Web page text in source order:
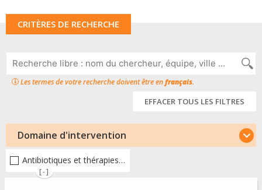
CRITÈRES DE RECHERCHE
Les termes de votre recherche doivent être enfrançais.
EFFACER TOUS LES FILTRES
Domaine d'intervention
Antibiotiques et thérapies alternatives
[-]